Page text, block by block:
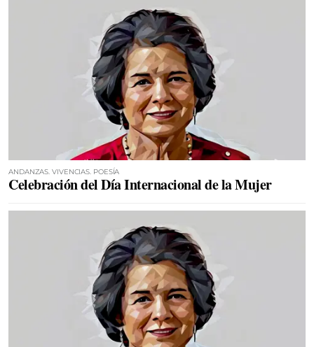
ANDANZAS. VIVENCIAS. POESÍA
Celebración del Día Internacional de la Mujer